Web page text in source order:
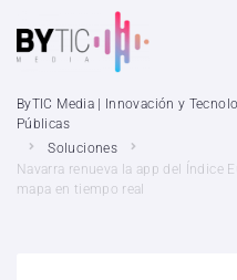
ByTIC Media | Innovación y
Públicas
Soluciones
Navarra renueva la app del Índice
mapa en tiempo real